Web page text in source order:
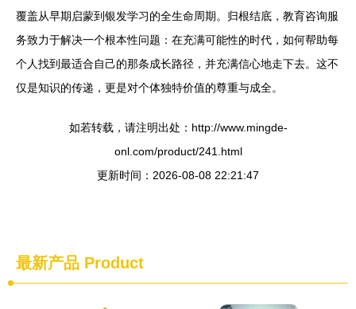
覆盖从早期启蒙到银发学习的全生命周期。归根结底，教育咨询服
务致力于解决一个根本性问题：在充满可能性的时代，如何帮助每
个人找到最适合自己的那条成长路径，并充满信心地走下去。这不
仅是知识的传递，更是对个体独特价值的尊重与成全。
如若转载，请注明出处：http://www.mingde-
onl.com/product/241.html
更新时间：2026-08-08 22:21:47
最新产品 Product